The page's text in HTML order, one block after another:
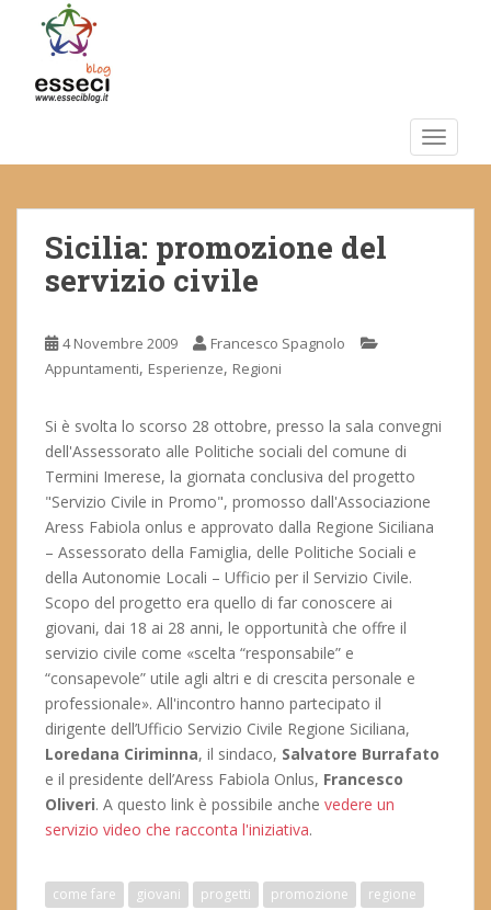
m
Sicilia: promozione del
servizio civile
4 Novembre 2009
Francesco Spagnolo
Appuntamenti, Esperienze, Regioni
Si è svolta lo scorso 28 ottobre, presso la sala convegni
dell'Assessorato alle Politiche sociali del comune di
Termini Imerese, la giornata conclusiva del progetto
"Servizio Civile in Promo", promosso dall'Associazione
Aress Fabiola onlus e approvato dalla Regione Siciliana
– Assessorato della Famiglia, delle Politiche Sociali e
della Autonomie Locali – Ufficio per il Servizio Civile.
Scopo del progetto era quello di far conoscere ai
giovani, dai 18 ai 28 anni, le opportunità che offre il
servizio civile come «scelta “responsabile” e
“consapevole” utile agli altri e di crescita personale e
professionale». All'incontro hanno partecipato il
dirigente dell’Ufficio Servizio Civile Regione Siciliana,
Loredana Ciriminna, il sindaco, Salvatore Burrafato
e il presidente dell’Aress Fabiola Onlus, Francesco
Oliveri. A questo link è possibile anche vedere un
servizio video che racconta l'iniziativa.
come fare giovani progetti promozione
regione